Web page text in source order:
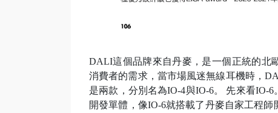
DALI這個品牌來自丹麥，是一個正統的北
消費者的需求，當市場風迷無線耳機時，
是兩款，分別名為IO-4與IO-6。 先來看IO-
開發單體，像IO-6就搭載了丹麥自家工程師